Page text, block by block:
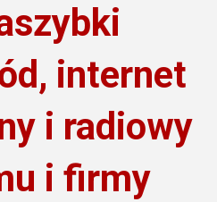
internet
i radiowy
i firmy